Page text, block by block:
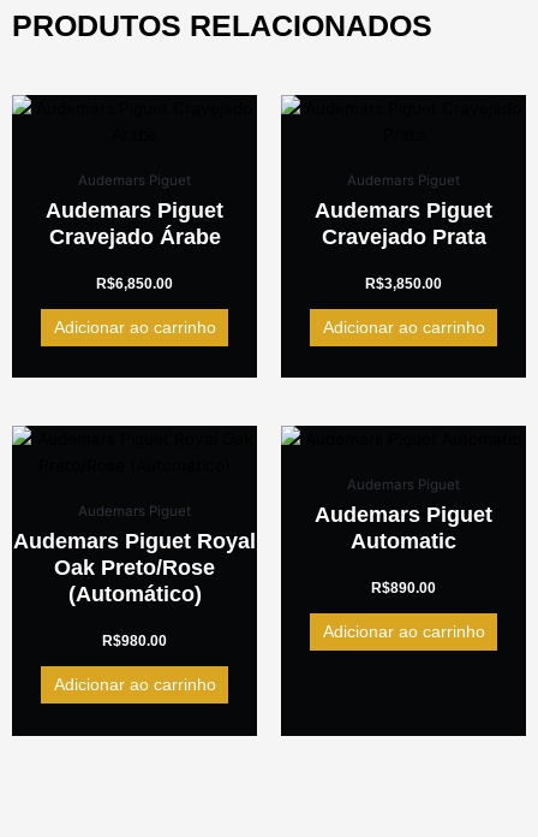
PRODUTOS RELACIONADOS
Audemars Piguet
Audemars Piguet
Cravejado Árabe
R$6,850.00
Adicionar ao carrinho
Audemars Piguet
Audemars Piguet
Cravejado Prata
R$3,850.00
Adicionar ao carrinho
Audemars Piguet
Audemars Piguet Royal
Oak Preto/Rose
(Automático)
R$980.00
Adicionar ao carrinho
Audemars Piguet
Audemars Piguet
Automatic
R$890.00
Adicionar ao carrinho